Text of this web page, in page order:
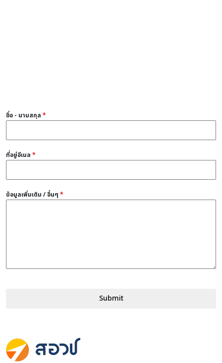
ชื่อ - นามสกุล *
ที่อยู่อีเมล *
ข้อมูลเพิ่มเติม / อื่นๆ *
Submit